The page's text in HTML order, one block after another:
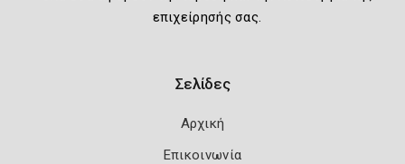
επιχείρησής σας.
Σελίδες
Αρχική
Επικοινωνία